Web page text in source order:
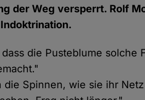
der Weg versperrt. Rolf
die Pusteblume solche
die Spinnen, wie sie ihr